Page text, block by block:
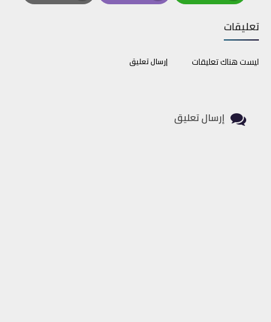
Whatsapp
Email
Print
تعليقات
ليست هناك تعليقات إرسال تعليق
إرسال تعليق